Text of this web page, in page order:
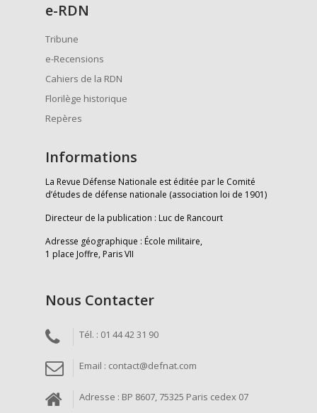
e-RDN
Tribune
e-Recensions
Cahiers de la RDN
Florilège historique
Repères
Informations
La Revue Défense Nationale est éditée par le Comité
d’études de défense nationale (association loi de 1901)
Directeur de la publication : Luc de Rancourt
Adresse géographique : École militaire,
1 place Joffre, Paris VII
Nous Contacter
Tél. : 01 44 42 31 90
Email : contact@defnat.com
Adresse : BP 8607, 75325 Paris cedex 07